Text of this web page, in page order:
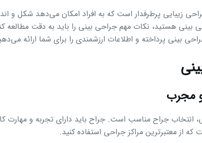
زیبایی پرطرفدار است که به افراد امکان می‌دهد شکل و
بینی هستید، نکات مهم جراحی بینی را باید به دقت مطالعه
بینی پرداخته و اطلاعات ارزشمندی را برای شما ارائه
انتخاب جراح مناسب است. جراح باید دارای تجربه و مهارت
از معتبرترین مراکز جراحی استفاده کنید.